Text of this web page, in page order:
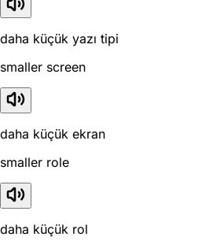
daha küçük yazı tipi
smaller screen
daha küçük ekran
smaller role
daha küçük rol